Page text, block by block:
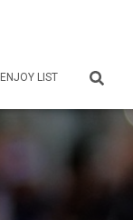
ENJOY LIST